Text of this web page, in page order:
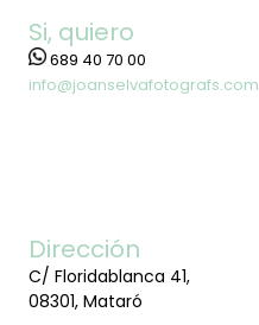
Si, quiero
689 40 70 00
info@joanselvafotografs.com
Dirección
C/ Floridablanca 41,
08301, Mataró